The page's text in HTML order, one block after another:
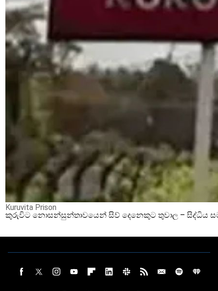
Kuruvita Prison
කුරුවිට නොසන්සුන්තාවයෙන් සිව් දෙනෙකුට තුවාල – සිද්ධිය